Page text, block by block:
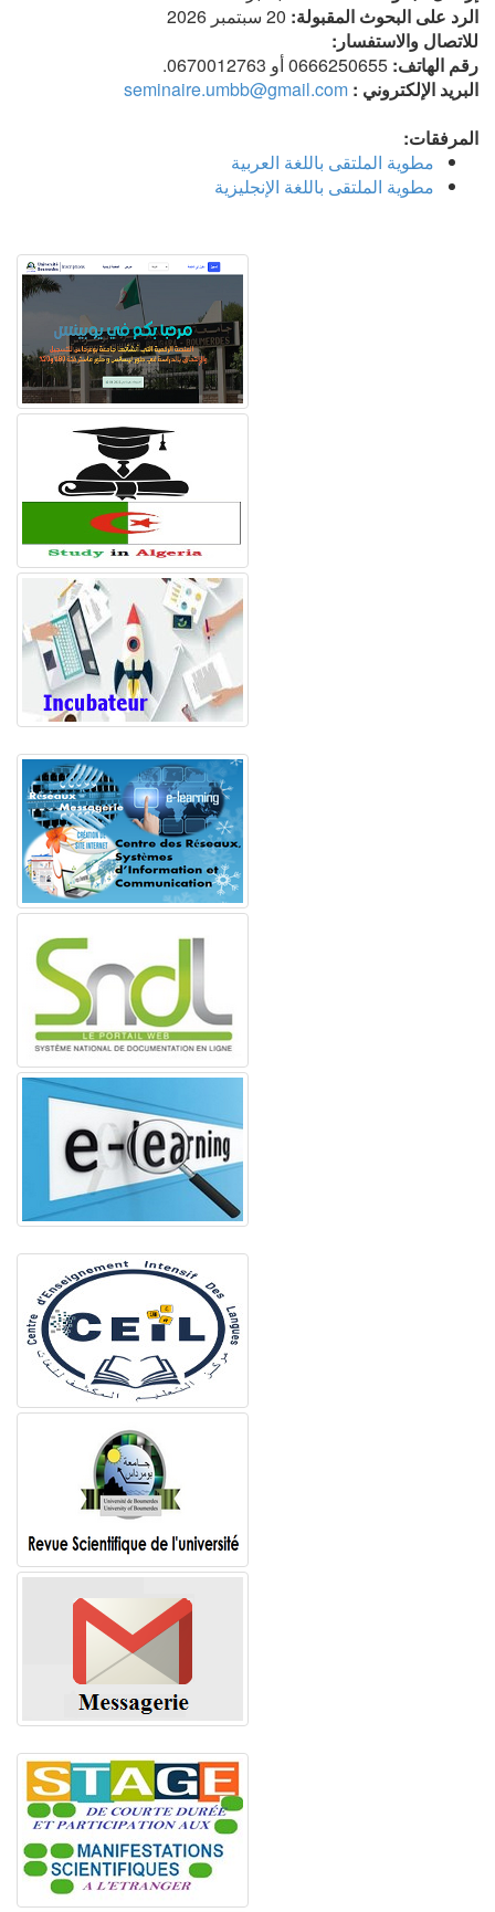
الرد على البحوث المقبولة: 20 سبتمبر 2026
للاتصال والاستفسار:
رقم الهاتف: 0666250655 أو 0670012763.
البريد الإلكتروني : seminaire.umbb@gmail.com
المرفقات:
مطوية الملتقى باللغة العربية
مطوية الملتقى باللغة الإنجليزية